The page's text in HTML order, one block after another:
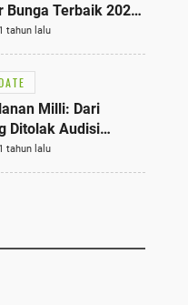
Bunga Terbaik 2025,
untuk Hangout
Acara Semi-Formal
tahun lalu
Milli: Dari
Ditolak Audisi
Menjadi Rapper Top
tahun lalu